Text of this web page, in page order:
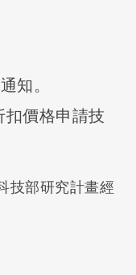
知。
價格申請技
技部研究計畫經